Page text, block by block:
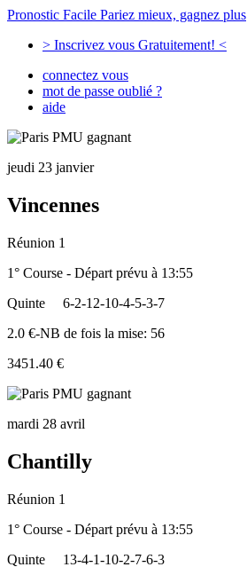
Pronostic Facile Pariez mieux, gagnez plus
> Inscrivez vous Gratuitement! <
connectez vous
mot de passe oublié ?
aide
jeudi 23 janvier
Vincennes
Réunion 1
1° Course - Départ prévu à 13:55
Quinte
6-2-12-10-4-5-3-7
2.0 €-NB de fois la mise: 56
3451.40 €
mardi 28 avril
Chantilly
Réunion 1
1° Course - Départ prévu à 13:55
Quinte
13-4-1-10-2-7-6-3